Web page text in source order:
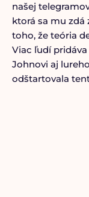
našej
ktorá sa mu zdá
toho, že teória
Viac ľudí
Johnovi aj
odštartovala